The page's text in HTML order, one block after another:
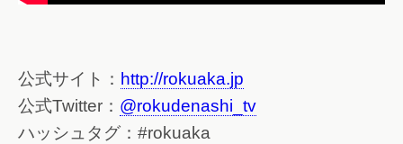
公式サイト： http://rokuaka.jp
公式Twitter： @rokudenashi_tv
ハッシュタグ：#rokuaka